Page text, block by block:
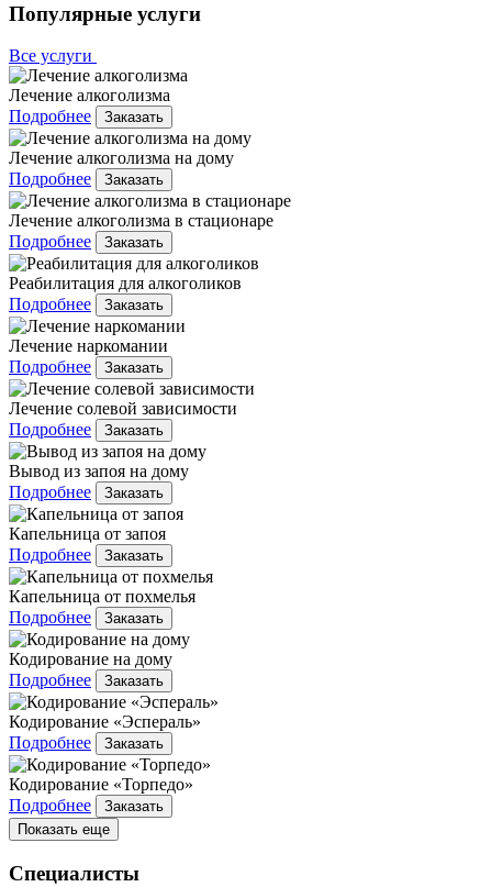
Популярные услуги
Все услуги
Лечение алкоголизма
Подробнее
Заказать
Лечение алкоголизма на дому
Подробнее
Заказать
Лечение алкоголизма в стационаре
Подробнее
Заказать
Реабилитация для алкоголиков
Подробнее
Заказать
Лечение наркомании
Подробнее
Заказать
Лечение солевой зависимости
Подробнее
Заказать
Вывод из запоя на дому
Подробнее
Заказать
Капельница от запоя
Подробнее
Заказать
Капельница от похмелья
Подробнее
Заказать
Кодирование на дому
Подробнее
Заказать
Кодирование «Эспераль»
Подробнее
Заказать
Кодирование «Торпедо»
Подробнее
Заказать
Показать еще
Специалисты